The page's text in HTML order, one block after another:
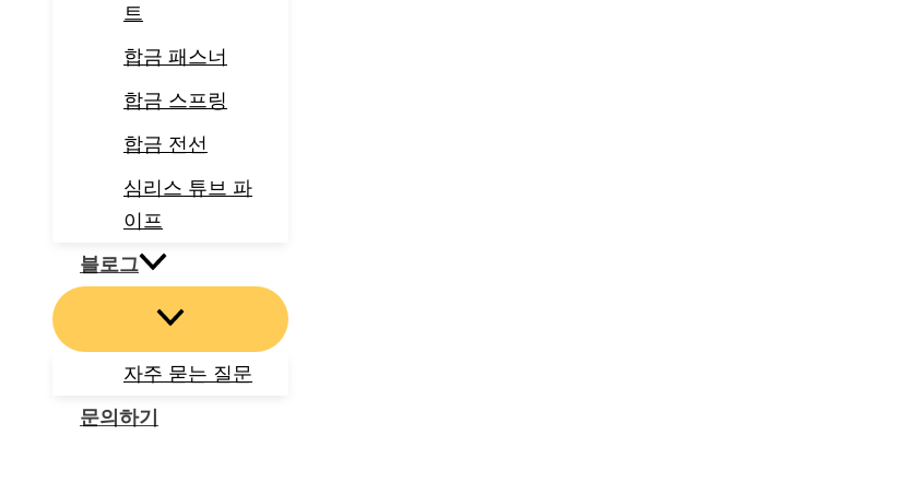
트
합금 패스너
합금 스프링
합금 전선
심리스 튜브 파
이프
블로그
자주 묻는 질문
문의하기